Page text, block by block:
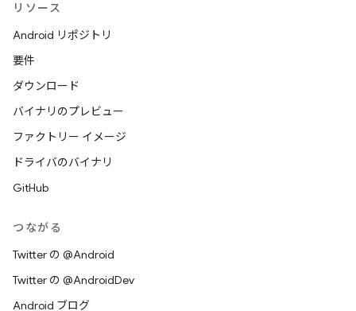
リソース
Android リポジトリ
要件
ダウンロード
バイナリのプレビュー
ファクトリー イメージ
ドライバのバイナリ
GitHub
つながる
Twitter の @Android
Twitter の @AndroidDev
Android ブログ